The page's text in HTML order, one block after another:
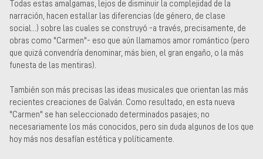
Todas estas amalgamas, lejos de disminuir la complejidad de la
narración, hacen estallar las diferencias (de género, de clase
social...) sobre las cuales se construyó -a través, precisamente, de
obras como "Carmen"- eso que aún llamamos amor romántico (pero
que quizá convendría denominar, más bien, el gran engaño, o la más
funesta de las mentiras).
También son más precisas las ideas musicales que orientan las más
recientes creaciones de Galván. Como resultado, en esta nueva
"Carmen" se han seleccionado determinados pasajes; no
necesariamente los más conocidos, pero sin duda algunos de los que
hoy más nos desafían estética y políticamente.